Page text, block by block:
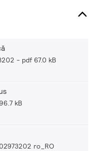
pdf 67.0 kB
kB
ro_RO